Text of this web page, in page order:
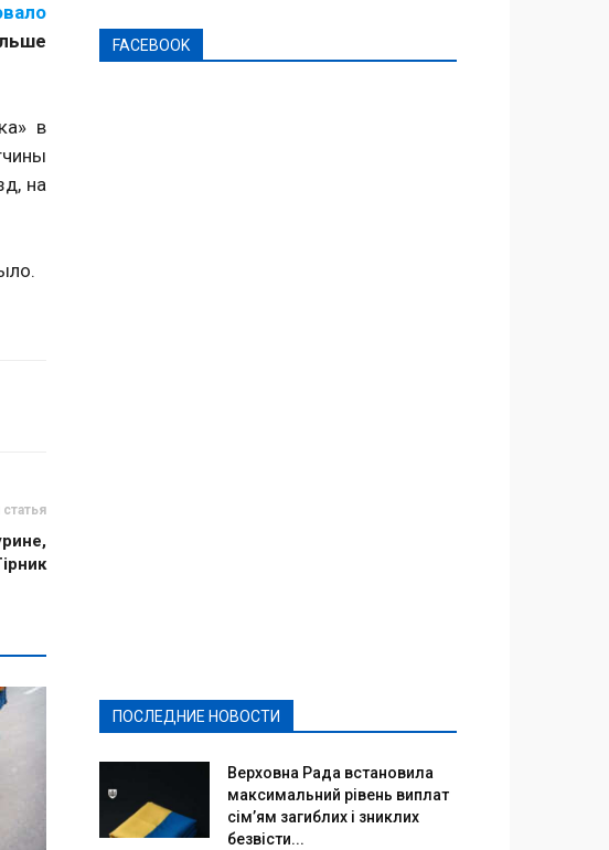
в
на
FACEBOOK
ПОСЛЕДНИЕ НОВОСТИ
Верховна Рада встановила
максимальний рівень виплат
сім’ям загиблих і зниклих
безвісти...